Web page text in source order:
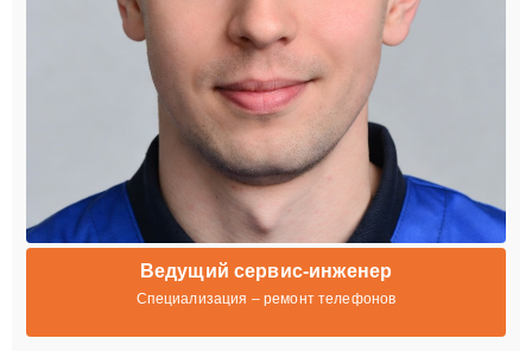
Ведущий сервис-инженер
Специализация – ремонт телефонов